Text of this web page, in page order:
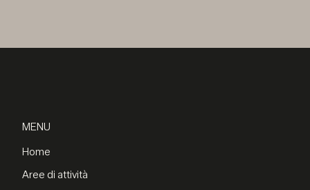
MENU
Home
Aree di attività